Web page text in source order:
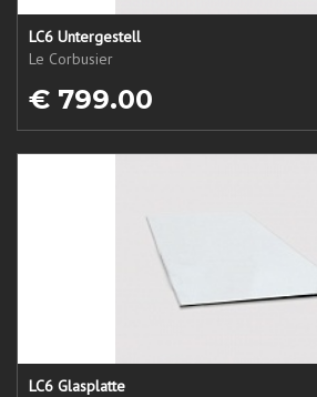
LC6 Untergestell
Le Corbusier
€ 799.00
LC6 Glasplatte